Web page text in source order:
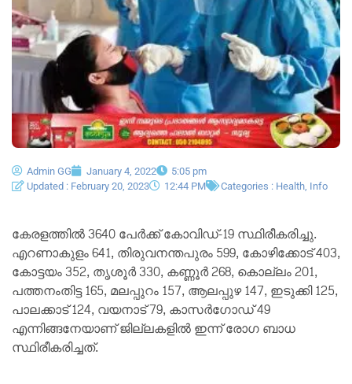
Admin GG January 4, 2022
5:05 pm
Updated : February 20, 2023
12:44 PM Categories : Health Info
കേരളത്തില്‍ 3640 പേര്‍ക്ക് കോവിഡ്-19 സ്ഥിരീകരിച്ചു.
എറണാകുളം 641, തിരുവനന്തപുരം 599, കോഴിക്കോട് 403,
കോട്ടയം 352, തൃശൂര്‍ 330, കണ്ണൂര്‍ 268, കൊല്ലം 201,
പത്തനംതിട്ട 165, മലപ്പുറം 157, ആലപ്പുഴ 147, ഇടുക്കി 125,
പാലക്കാട് 124, വയനാട് 79, കാസര്‍ഗോഡ് 49
എന്നിങ്ങനേയാണ് ജില്ലകളില്‍ ഇന്ന് രോഗ ബാധ
സ്ഥിരീകരിച്ചത്.